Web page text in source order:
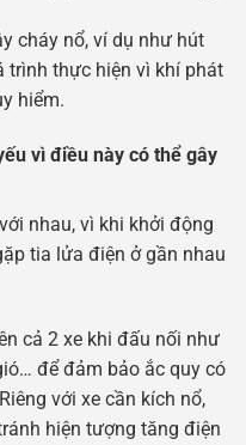
cháy nổ, ví dụ như hút
trình thực hiện vì khí phát
hiểm.
vì điều này có thể gây
nhau, vì khi khởi động
tia lửa điện ở gần nhau
cả 2 xe khi đấu nối như
để đảm bảo ắc quy có
với xe cần kích nổ,
hiện tượng tăng điện